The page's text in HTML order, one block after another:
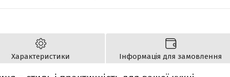
Характеристики Інформація для замовлення